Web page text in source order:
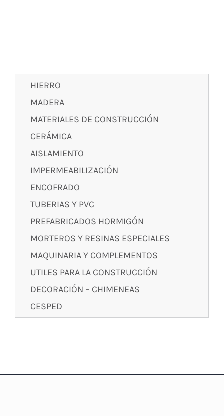
HIERRO
MADERA
MATERIALES DE CONSTRUCCIÓN
CERÁMICA
AISLAMIENTO
IMPERMEABILIZACIÓN
ENCOFRADO
TUBERIAS Y PVC
PREFABRICADOS HORMIGÓN
MORTEROS Y RESINAS ESPECIALES
MAQUINARIA Y COMPLEMENTOS
UTILES PARA LA CONSTRUCCIÓN
DECORACIÓN – CHIMENEAS
CESPED